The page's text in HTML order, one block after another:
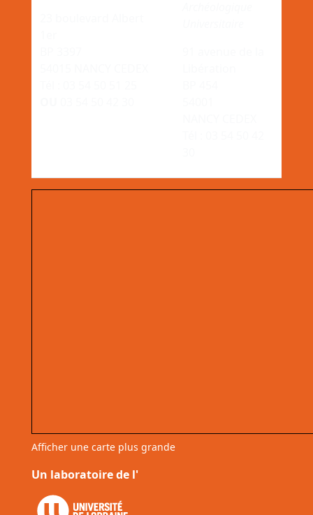
Afficher une carte plus grande
Un laboratoire de l'